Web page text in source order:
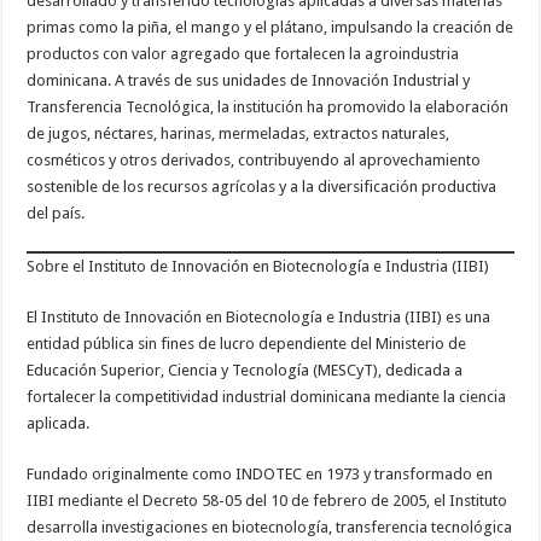
primas como la piña, el mango y el plátano, impulsando la creación de
productos con valor agregado que fortalecen la agroindustria
dominicana. A través de sus unidades de Innovación Industrial y
Transferencia Tecnológica, la institución ha promovido la elaboración
de jugos, néctares, harinas, mermeladas, extractos naturales,
cosméticos y otros derivados, contribuyendo al aprovechamiento
sostenible de los recursos agrícolas y a la diversificación productiva
del país.
Sobre el Instituto de Innovación en Biotecnología e Industria (IIBI)
El Instituto de Innovación en Biotecnología e Industria (IIBI) es una
entidad pública sin fines de lucro dependiente del Ministerio de
Educación Superior, Ciencia y Tecnología (MESCyT), dedicada a
fortalecer la competitividad industrial dominicana mediante la ciencia
aplicada.
Fundado originalmente como INDOTEC en 1973 y transformado en
IIBI mediante el Decreto 58-05 del 10 de febrero de 2005, el Instituto
desarrolla investigaciones en biotecnología, transferencia tecnológica